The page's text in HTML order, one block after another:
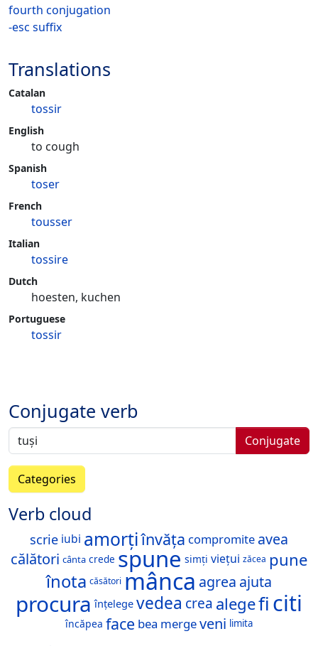
fourth conjugation
-esc suffix
Translations
Catalan
tossir
English
to cough
Spanish
toser
French
tousser
Italian
tossire
Dutch
hoesten, kuchen
Portuguese
tossir
Conjugate verb
Conjugate
Categories
Verb cloud
scrie iubi amorțiînvăța compromite avea
călători cânta crede spune simți viețui zăcea pune
înota căsători mânca agrea ajuta
procura înțelege vedea crea alegeficiti
încăpea face bea mergeveni limita